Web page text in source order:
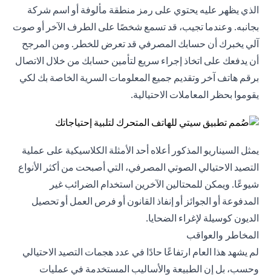
الذي يظهر عليه يحتوي على رمز منطقة مألوفة أو اسم شركة
بجانبه. وعندما تجيب، قد تسمع شخصًا على الطرف الآخر أو صوت
آلي يخبرك أن حسابك المصرفي قد تعرض للخطر. ومن المرجح
أن يدفعك على اتخاذ إجراء سريع لتأمين حسابك من خلال الاتصال
برقم هاتف آخر وتقديم جميع المعلومات السرية الخاصة بك لكي
يقوموا بحظر المعاملات الاحتيالية.
يمثل السيناريو المذكور أعلاه أحد الأمثلة الكلاسيكية على عملية
التصيد الاحتيالي الصوتي المصرفي، التي أصبحت من أكثر الأنواع
شيوعًا. ويمكن للمحتالين الآخرين استخدام الضرائب غير
المدفوعة أو الجوائز أو إنفاذ القانون أو فرص العمل أو تحصيل
الديون كوسيلة لإغراء الضحايا.
المخاطر والعواقب
لم يشهد هذا العام ارتفاعًا حادًا في عدد هجمات التصيد الاحتيالي
وحسب، بل إن الطبيعة والأساليب المستخدمة في عمليات